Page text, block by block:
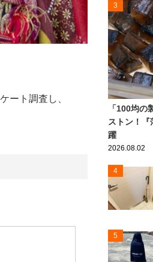
ート調査し、
3
「100均
ストン！
躍
2026.08.02
4
5